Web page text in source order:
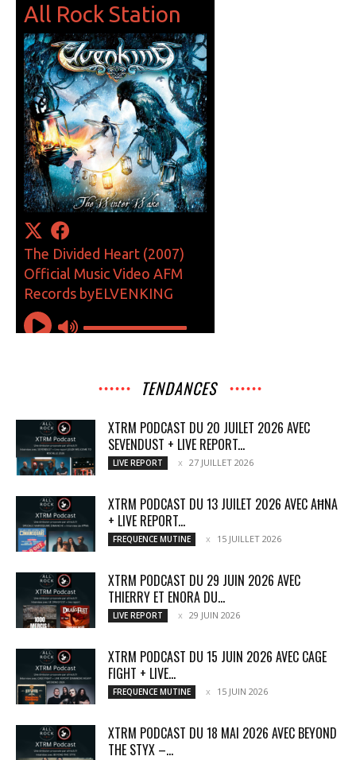
TENDANCES
XTRM PODCAST DU 20 JUILET 2026 AVEC
SEVENDUST + LIVE REPORT...
LIVE REPORT 27 JUILLET 2026
XTRM PODCAST DU 13 JUILET 2026 AVEC AĦNA
+ LIVE REPORT...
FREQUENCE MUTINE 15 JUILLET 2026
XTRM PODCAST DU 29 JUIN 2026 AVEC
THIERRY ET ENORA DU...
LIVE REPORT 29 JUIN 2026
XTRM PODCAST DU 15 JUIN 2026 AVEC CAGE
FIGHT + LIVE...
FREQUENCE MUTINE 15 JUIN 2026
XTRM PODCAST DU 18 MAI 2026 AVEC BEYOND
THE STYX –...